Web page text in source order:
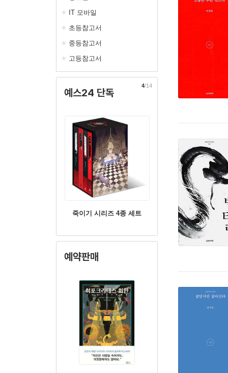
IT 모바일
초등참고서
중등참고서
고등참고서
예스24 단독
죽이기 시리즈 4종 세트
4/14
예약판매